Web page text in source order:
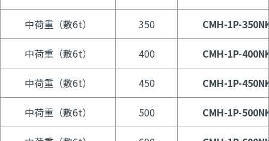
中荷重（敷6t） 350 CMH-1P-
中荷重（敷6t） 400 CMH-1P-
中荷重（敷6t） 450 CMH-1P-
中荷重（敷6t） 500 CMH-1P-